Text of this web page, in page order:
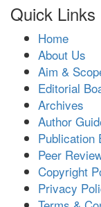
Quick Links
Home
About Us
Aim &
Editorial
Archives
Author
Publication
Peer
Copyright
Privacy